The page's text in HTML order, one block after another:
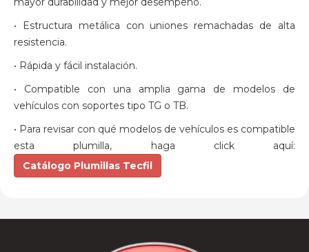
• Estructura metálica con uniones remachadas de alta
resistencia.
• Rápida y fácil instalación.
• Compatible con una amplia gama de modelos de
vehículos con soportes tipo TG o TB.
• Para revisar con qué modelos de vehículos es compatible
esta plumilla, haga click aquí:
Catálogo Plumillas Tecfil